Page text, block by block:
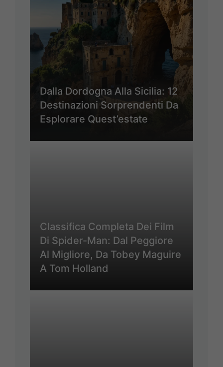
Dalla Dordogna Alla Sicilia: 12
Destinazioni Sorprendenti Da
Esplorare Quest’estate
Classifica Completa Dei Film
Di Spider-Man: Dal Peggiore
Al Migliore, Da Tobey Maguire
A Tom Holland